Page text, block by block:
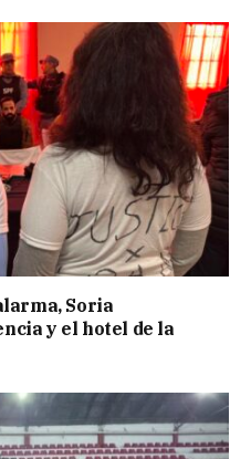
Soria
y el hotel de la